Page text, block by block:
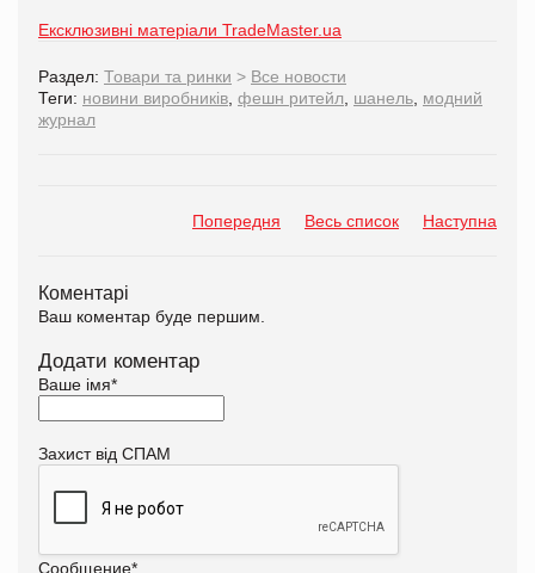
Ексклюзивні матеріали TradeMaster.ua
Раздел: Товари та ринки > Все новости
Теги: новини виробників фешн ритейл шанель модний
журнал
Попередня Весь список Наступна
Коментарі
Ваш коментар буде першим.
Додати коментар
Ваше імя*
Захист від СПАМ
Сообщение*